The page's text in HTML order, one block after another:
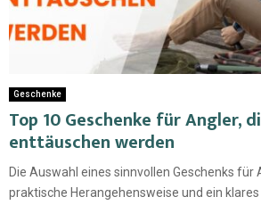
Geschenke
Top 10 Geschenke für Angler,
enttäuschen werden
Die Auswahl eines sinnvollen Geschenks
praktische Herangehensweise und ein